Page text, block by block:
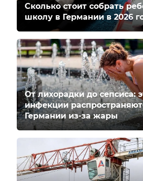
Сколько стоит собрать
школу в Германии в 2026
От лихорадки до сепсиса:
инфекции
Германии из-за жары